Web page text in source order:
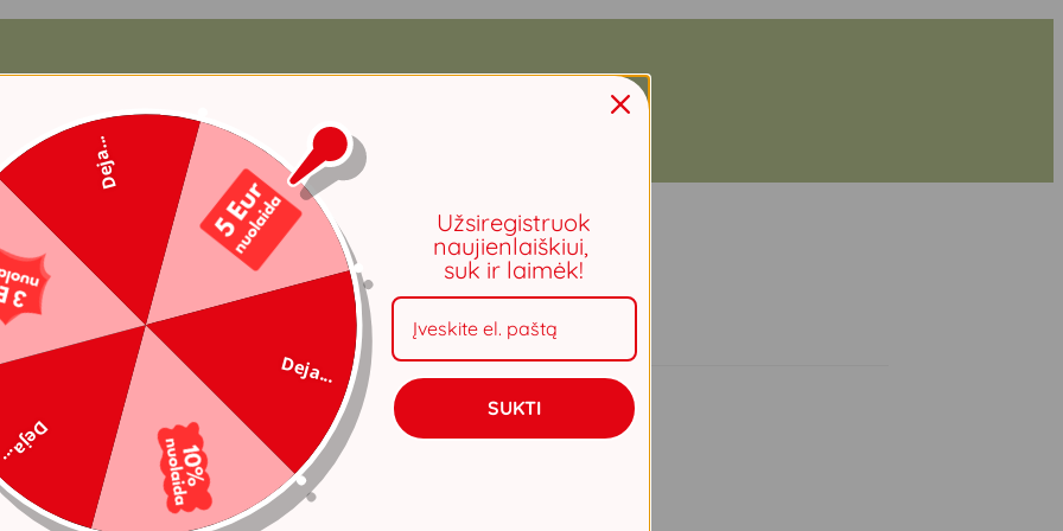
Deja...
Deja...
Deja...
Užsiregistruok
naujienlaiškiui,
suk ir laimėk!
SUKTI